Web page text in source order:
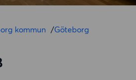
kommun /Göteborg